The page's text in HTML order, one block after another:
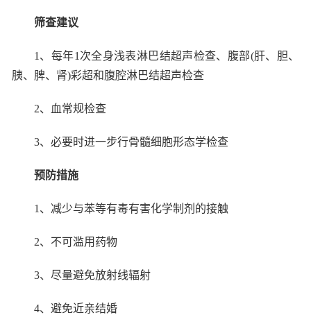
筛查建议
1 、每年1 次全身浅表淋巴结超声检查、腹部(肝、胆、
胰、脾、肾)彩超和腹腔淋巴结超声检查
2、血常规检查
3、必要时进一步行骨髓细胞形态学检查
预防措施
1 、减少与苯等有毒有害化学制剂的接触
2、不可滥用药物
3、尽量避免放射线辐射
4、避免近亲结婚